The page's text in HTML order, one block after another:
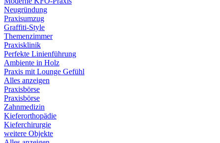
Neugründung
Praxisumzug
Graffiti-Style
Themenzimmer
Praxisklinik
Perfekte Linienführung
Ambiente in Holz
Praxis mit Lounge Gefühl
Alles anzeigen
Praxisbörse
Praxisbörse
Zahnmedizin
Kieferorthopädie
Kieferchirurgie
weitere Objekte